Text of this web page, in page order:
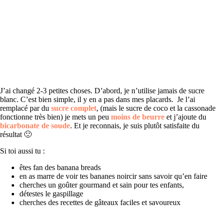
J’ai changé 2-3 petites choses. D’abord, je n’utilise jamais de sucre
blanc. C’est bien simple, il y en a pas dans mes placards. Je l’ai
remplacé par du sucre complet, (mais le sucre de coco et la cassonade
fonctionne très bien) je mets un peu moins de beurre et j’ajoute du
bicarbonate de soude. Et je reconnais, je suis plutôt satisfaite du
résultat 🙂
Si toi aussi tu :
êtes fan des banana breads
en as marre de voir tes bananes noircir sans savoir qu’en faire
cherches un goûter gourmand et sain pour tes enfants,
détestes le gaspillage
cherches des recettes de gâteaux faciles et savoureux